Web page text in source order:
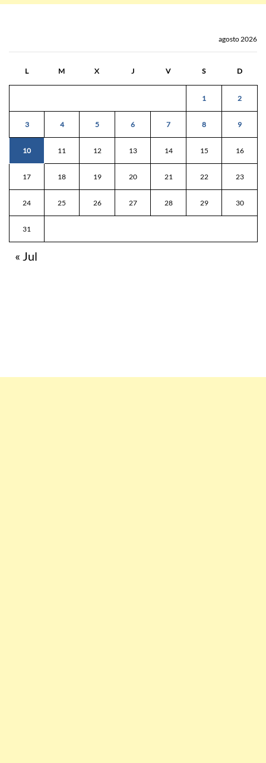
agosto 2026
L M X J V S D
1 2
3 4 5 6 7 8 9
10 11 12 13 14 15 16
17 18 19 20 21 22 23
24 25 26 27 28 29 30
31
« Jul